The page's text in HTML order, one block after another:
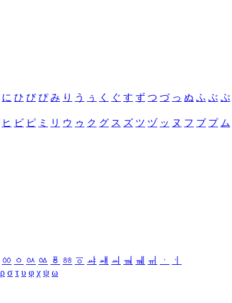
に ひ び ぴ み り う ぅ く ぐ す ず つ づ っ ぬ ふ ぶ ぷ
ヒ ビ ピ ミ リ ウ ゥ ク グ ス ズ ツ ヅ ッ ヌ フ ブ プ ム
ㆀ ㆁ ㆂ ㆃ ㆄ ㆅ ㆆ ㆇ ㆈ ㆉ ㆊ ㆋ ㆌ ㆍ
ㆎ
ρ σ τ υ φ χ ψ ω